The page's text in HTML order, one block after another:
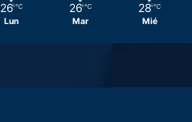
26 ℃
Lun
26 ℃
Mar
28 ℃
Mié